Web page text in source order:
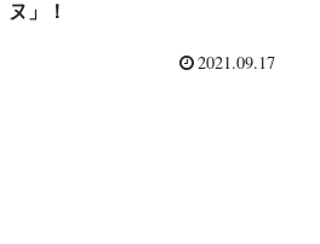
ヌ」！
2021.09.17